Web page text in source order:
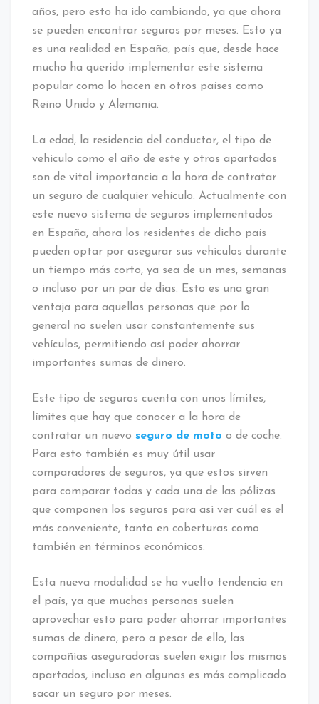
años, pero esto ha ido cambiando, ya que ahora
se pueden encontrar seguros por meses. Esto ya
es una realidad en España, país que, desde hace
mucho ha querido implementar este sistema
popular como lo hacen en otros países como
Reino Unido y Alemania.
La edad, la residencia del conductor, el tipo de
vehículo como el año de este y otros apartados
son de vital importancia a la hora de contratar
un seguro de cualquier vehículo. Actualmente con
este nuevo sistema de seguros implementados
en España, ahora los residentes de dicho país
pueden optar por asegurar sus vehículos durante
un tiempo más corto, ya sea de un mes, semanas
o incluso por un par de días. Esto es una gran
ventaja para aquellas personas que por lo
general no suelen usar constantemente sus
vehículos, permitiendo así poder ahorrar
importantes sumas de dinero.
Este tipo de seguros cuenta con unos límites,
límites que hay que conocer a la hora de
contratar un nuevo seguro de moto o de coche.
Para esto también es muy útil usar
comparadores de seguros, ya que estos sirven
para comparar todas y cada una de las pólizas
que componen los seguros para así ver cuál es el
más conveniente, tanto en coberturas como
también en términos económicos.
Esta nueva modalidad se ha vuelto tendencia en
el país, ya que muchas personas suelen
aprovechar esto para poder ahorrar importantes
sumas de dinero, pero a pesar de ello, las
compañías aseguradoras suelen exigir los mismos
apartados, incluso en algunas es más complicado
sacar un seguro por meses.